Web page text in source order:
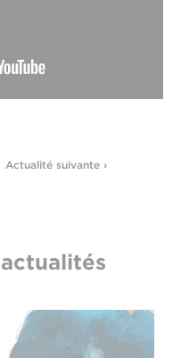
Actualité suivante ›